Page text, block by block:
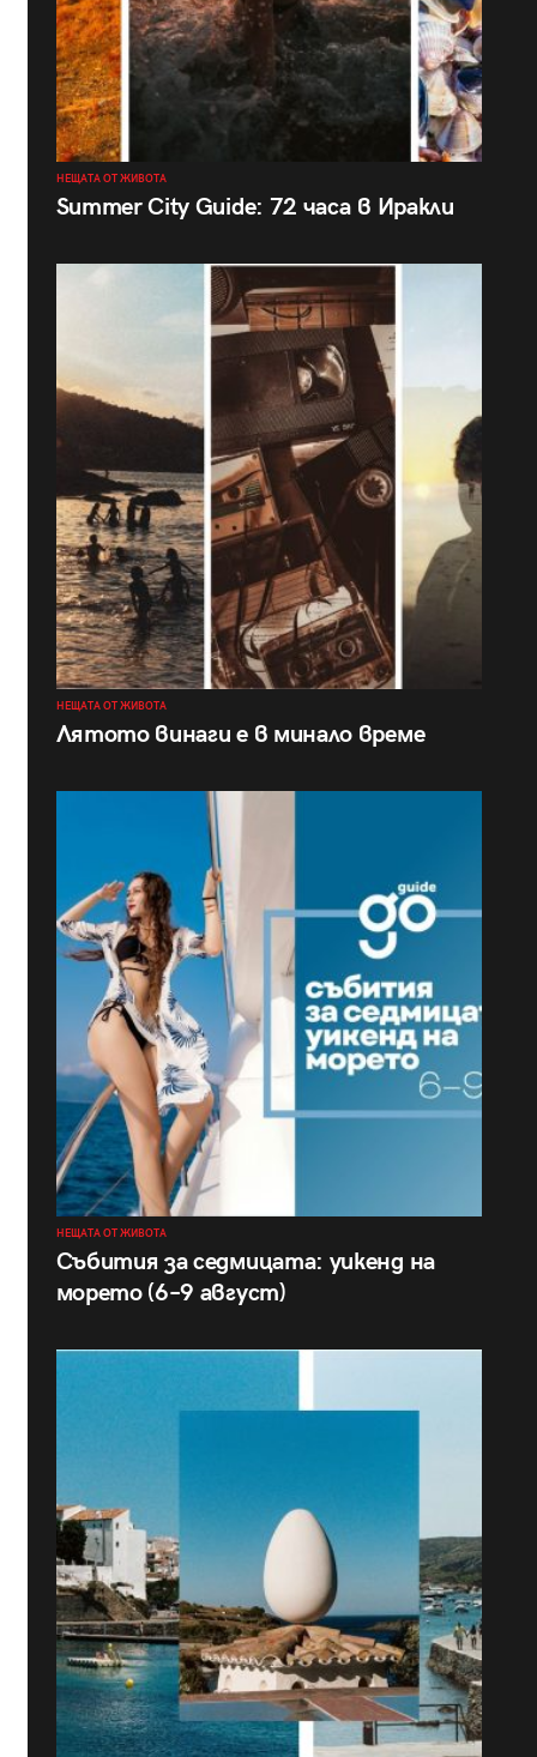
НЕЩАТА ОТ ЖИВОТА
Summer City Guide: 72 часа в Иракли
НЕЩАТА ОТ ЖИВОТА
Лятото винаги е в минало време
НЕЩАТА ОТ ЖИВОТА
Събития за седмицата: уикенд на
морето (6–9 август)